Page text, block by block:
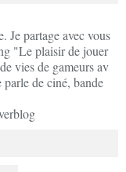
Je partage avec vous
"Le plaisir de jouer
vies de gameurs av
parle de ciné, bande